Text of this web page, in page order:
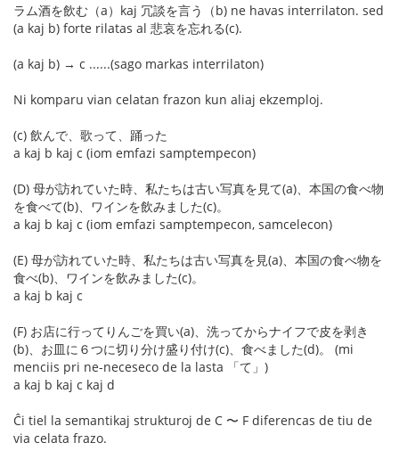
ラム酒を飲む（a）kaj 冗談を言う（b) ne havas interrilaton. sed
(a kaj b) forte rilatas al 悲哀を忘れる(c).
(a kaj b) → c ......(sago markas interrilaton)
Ni komparu vian celatan frazon kun aliaj ekzemploj.
(c) 飲んで、歌って、踊った
a kaj b kaj c (iom emfazi samptempecon)
(D) 母が訪れていた時、私たちは古い写真を見て(a)、本国の食べ物
を食べて(b)、ワインを飲みました(c)。
a kaj b kaj c (iom emfazi samptempecon, samcelecon)
(E) 母が訪れていた時、私たちは古い写真を見(a)、本国の食べ物を
食べ(b)、ワインを飲みました(c)。
a kaj b kaj c
(F) お店に行ってりんごを買い(a)、洗ってからナイフで皮を剥き
(b)、お皿に６つに切り分け盛り付け(c)、食べました(d)。 (mi
menciis pri ne-neceseco de la lasta 「て」)
a kaj b kaj c kaj d
Ĉi tiel la semantikaj strukturoj de C 〜 F diferencas de tiu de
via celata frazo.